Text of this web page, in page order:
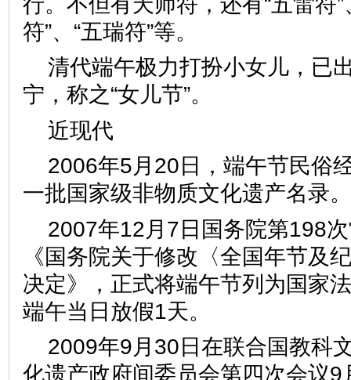
符”、“五瑞符”等。
清代端午极力打扮小女儿，已
宁，称之“女儿节”。
近现代
2006年5月20日，端午节民俗
一批国家级非物质文化遗产
2007年12月7日国务院第198
《国务院关于修改〈全国年节及
决定》，正式将端午节列为国家
端午当日放假1天。
2009年9月30日在联合国教科
化遗产政府间委员会第四次会议